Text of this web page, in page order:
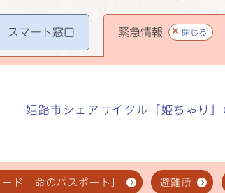
スマート窓口 緊急情報 閉じる
姫路市シェアサイクル「姫ちゃり
ド「命のパスポート」 避難所